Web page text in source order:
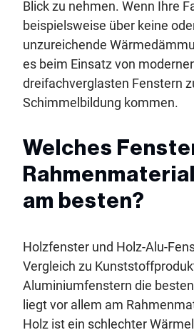
Blick zu nehmen. Wenn Ihre
beispielsweise über keine
unzureichende
es beim Einsatz von
dreifachverglasten Fenstern
Schimmelbildung kommen.
Welches
am besten?
Holzfenster und Holz-Alu-
Vergleich zu
Aluminiumfenstern die
liegt vor allem am
Holz ist ein schlechter